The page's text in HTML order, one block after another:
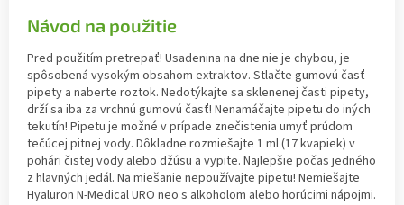
Návod na použitie
Pred použitím pretrepať! Usadenina na dne nie je chybou, je
spôsobená vysokým obsahom extraktov. Stlačte gumovú časť
pipety a naberte roztok. Nedotýkajte sa sklenenej časti pipety,
drží sa iba za vrchnú gumovú časť! Nenamáčajte pipetu do iných
tekutín! Pipetu je možné v prípade znečistenia umyť prúdom
tečúcej pitnej vody. Dôkladne rozmiešajte 1 ml (17 kvapiek) v
pohári čistej vody alebo džúsu a vypite. Najlepšie počas jedného
z hlavných jedál. Na miešanie nepoužívajte pipetu! Nemiešajte
Hyaluron N-Medical URO neo s alkoholom alebo horúcimi nápojmi.